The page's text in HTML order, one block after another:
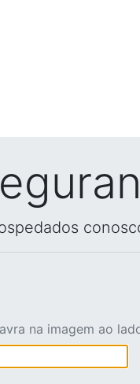
na imagem ao